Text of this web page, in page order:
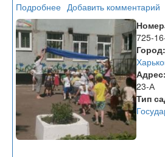
Подробнее
Детский
сад
№440
Добавить комментарий
725-
Город
Адрес
23-А
Тип